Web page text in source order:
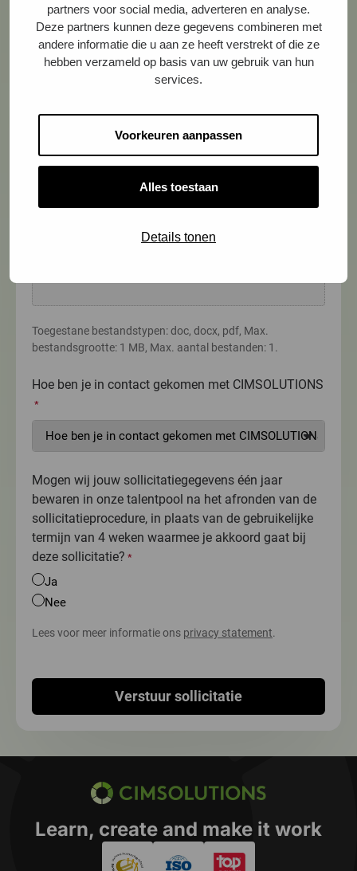
partners voor social media, adverteren en analyse.
Deze partners kunnen deze gegevens combineren met
andere informatie die u aan ze heeft verstrekt of die ze
hebben verzameld op basis van uw gebruik van hun
services.
Voorkeuren aanpassen
Alles toestaan
Details tonen
Sleep bestanden hierheen of
Selecteer bestanden
Toegestane bestandstypen: doc, docx, pdf, Max.
bestandsgrootte: 1 MB, Max. aantal bestanden: 1.
Je motivatie
Sleep bestanden hierheen of
Toegestane bestandstypen: doc, docx, pdf, Max.
bestandsgrootte: 1 MB, Max. aantal bestanden: 1.
Hoe ben je in contact gekomen met CIMSOLUTIONS
*
Mogen wij jouw sollicitatiegegevens één jaar
bewaren in onze talentpool na het afronden van de
sollicitatieprocedure, in plaats van de gebruikelijke
termijn van 4 weken waarmee je akkoord gaat bij
deze sollicitatie? *
Ja
Nee
Lees voor meer informatie ons privacy statement.
Verstuur sollicitatie
Learn, create and make it work